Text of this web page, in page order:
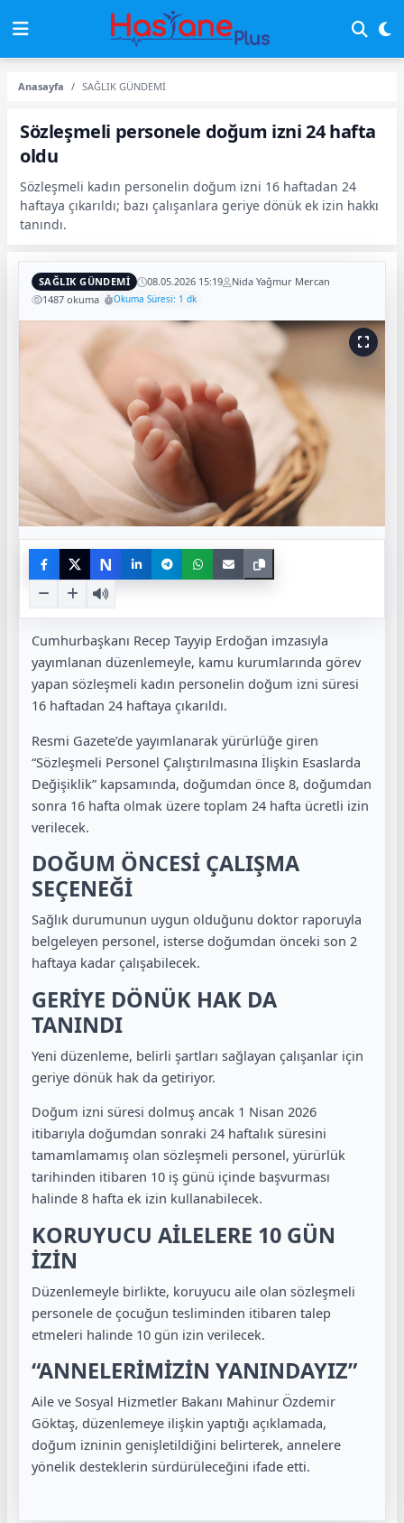
Anasayfa SAĞLIK GÜNDEMİ
Sözleşmeli personele doğum izni 24 hafta
oldu
Sözleşmeli kadın personelin doğum izni 16 haftadan 24
haftaya çıkarıldı; bazı çalışanlara geriye dönük ek izin hakkı
tanındı.
SAĞLIK GÜNDEMİ 08.05.2026 15:19
Nida Yağmur Mercan
1487 okuma
Okuma Süresi: 1 dk
N
Cumhurbaşkanı Recep Tayyip Erdoğan imzasıyla
yayımlanan düzenlemeyle, kamu kurumlarında görev
yapan sözleşmeli kadın personelin doğum izni süresi
16 haftadan 24 haftaya çıkarıldı.
Resmi Gazete’de yayımlanarak yürürlüğe giren
“Sözleşmeli Personel Çalıştırılmasına İlişkin Esaslarda
Değişiklik” kapsamında, doğumdan önce 8, doğumdan
sonra 16 hafta olmak üzere toplam 24 hafta ücretli izin
verilecek.
DOĞUM ÖNCESİ ÇALIŞMA
SEÇENEĞİ
Sağlık durumunun uygun olduğunu doktor raporuyla
belgeleyen personel, isterse doğumdan önceki son 2
haftaya kadar çalışabilecek.
GERİYE DÖNÜK HAK DA
TANINDI
Yeni düzenleme, belirli şartları sağlayan çalışanlar için
geriye dönük hak da getiriyor.
Doğum izni süresi dolmuş ancak 1 Nisan 2026
itibarıyla doğumdan sonraki 24 haftalık süresini
tamamlamamış olan sözleşmeli personel, yürürlük
tarihinden itibaren 10 iş günü içinde başvurması
halinde 8 hafta ek izin kullanabilecek.
KORUYUCU AİLELERE 10 GÜN
İZİN
Düzenlemeyle birlikte, koruyucu aile olan sözleşmeli
personele de çocuğun tesliminden itibaren talep
etmeleri halinde 10 gün izin verilecek.
“ANNELERİMİZİN YANINDAYIZ”
Aile ve Sosyal Hizmetler Bakanı Mahinur Özdemir
Göktaş, düzenlemeye ilişkin yaptığı açıklamada,
doğum izninin genişletildiğini belirterek, annelere
yönelik desteklerin sürdürüleceğini ifade etti.